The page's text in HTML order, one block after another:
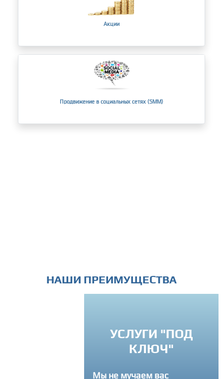
Акции
Продвижение в социальных сетях (SMM)
НАШИ ПРЕИМУЩЕСТВА
ПОДХОД
Вы можете связатся